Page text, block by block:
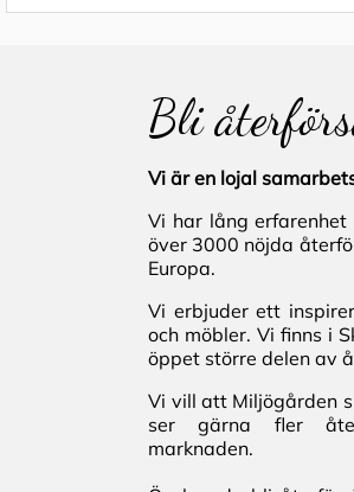
Bli
Vi är en lojal
Vi har lång
över 3000 nöjda
Europa.
Vi erbjuder ett
och möbler. Vi finns i
öppet större delen av
Vi vill att Miljögården
ser gärna fler
marknaden.